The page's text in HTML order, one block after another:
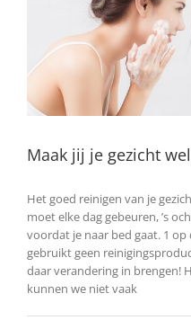
Maak jij je gezicht
Het goed reinigen van je
moet elke dag gebeuren, ’s
voordat je naar bed gaat. 1
gebruikt geen
daar verandering in brengen!
kunnen we niet vaak